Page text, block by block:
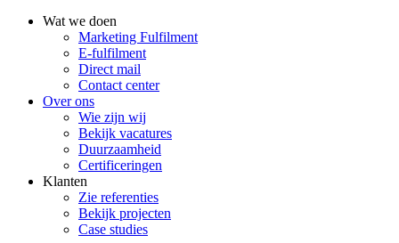
Wat we doen
Marketing Fulfilment
E-fulfilment
Direct mail
Contact center
Over ons
Wie zijn wij
Bekijk vacatures
Duurzaamheid
Certificeringen
Klanten
Zie referenties
Bekijk projecten
Case studies